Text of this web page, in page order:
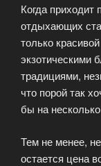
Когда приходит
отдыхающих
только
экзотическими
традициями,
что порой так
бы на
Тем не менее,
остается цена